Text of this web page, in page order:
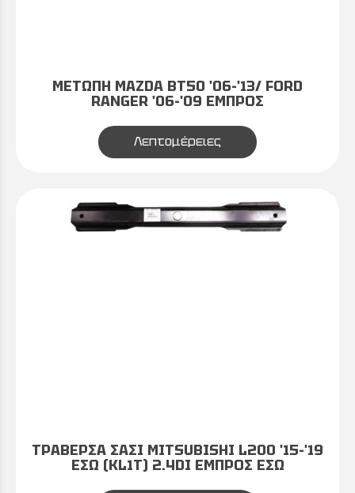
ΜΕΤΩΠΗ MAZDA BT50 '06-'13/ FORD
RANGER '06-'09 ΕΜΠΡΟΣ
Λεπτομέρειες
ΤΡΑΒΕΡΣΑ ΣΑΣΙ MITSUBISHI L200 '15-'19
ΕΣΩ (KL1T) 2.4DI ΕΜΠΡΟΣ ΕΣΩ